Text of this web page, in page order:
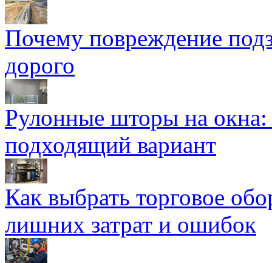
Почему повреждение
дорого
Рулонные шторы на
подходящий вариант
Как выбрать торговое
лишних затрат и ошибок